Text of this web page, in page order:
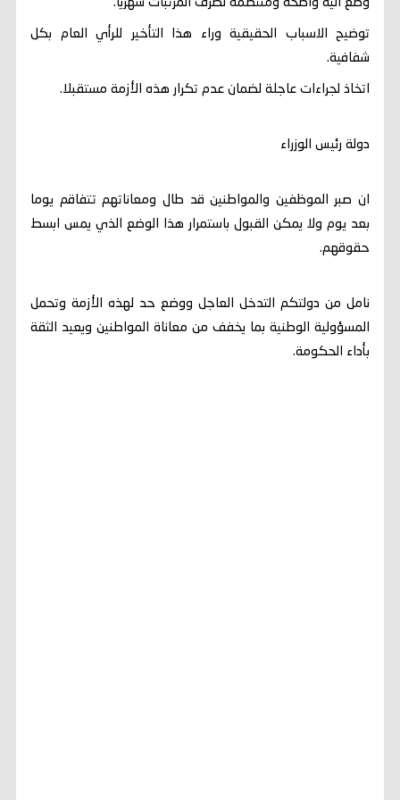
وضع الية واضحة ومنتظمة لصرف المرتبات شهريا.
توضيح الاسباب الحقيقية وراء هذا التأخير للرأي العام بكل
شفافية.
اتخاذ لجراءات عاجلة لضمان عدم تكرار هذه الأزمة مستقبلا.
دولة رئيس الوزراء
ان صبر الموظفين والمواطنين قد طال ومعاناتهم تتفاقم يوما
بعد يوم ولا يمكن القبول باستمرار هذا الوضع الذي يمس ابسط
حقوقهم.
نامل من دولتكم التدخل العاجل ووضع حد لهذه الأزمة وتحمل
المسؤولية الوطنية بما يخفف من معاناة المواطنين ويعيد الثقة
بأداء الحكومة.